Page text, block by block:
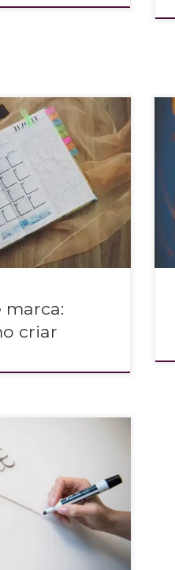
ter uma visão
marca? Imagino que a
Isso é o que ocorre
de forma sempre
você, nem para sua
marca:
criar
que valoriza a experiência
através de hábitos e
e assim